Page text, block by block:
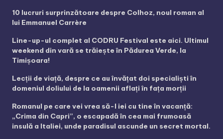
10 lucruri surprinzătoare despre Colhoz, noul roman al
lui Emmanuel Carrère
Line-up-ul complet al CODRU Festival este aici. Ultimul
weekend din vară se trăiește în Pădurea Verde, la
Timișoara!
Lecții de viață, despre ce au învățat doi specialiști în
domeniul doliului de la oamenii aflați în fața morții
Romanul pe care vei vrea să-l iei cu tine în vacanță:
„Crima din Capri”, o escapadă în cea mai frumoasă
insulă a Italiei, unde paradisul ascunde un secret mortal.